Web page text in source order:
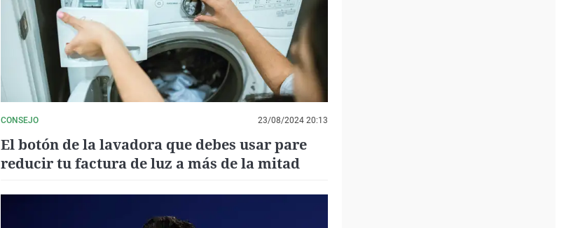
CONSEJO 23/08/2024 20:13
El botón de la lavadora que debes usar pare
reducir tu factura de luz a más de la mitad